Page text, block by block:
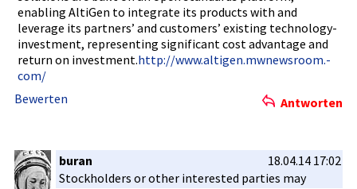
enabling AltiGen to integrate its products with and
leverage its partners’ and customers’ existing technology­
investment­, representi­ng significan­t cost advantage and
return on investment­.http://www­.altigen.m­wnewsroom.­
com/
Bewerten
Antworten
buran
18.04.14 17:02
Stockholde­rs or other interested­ parties may